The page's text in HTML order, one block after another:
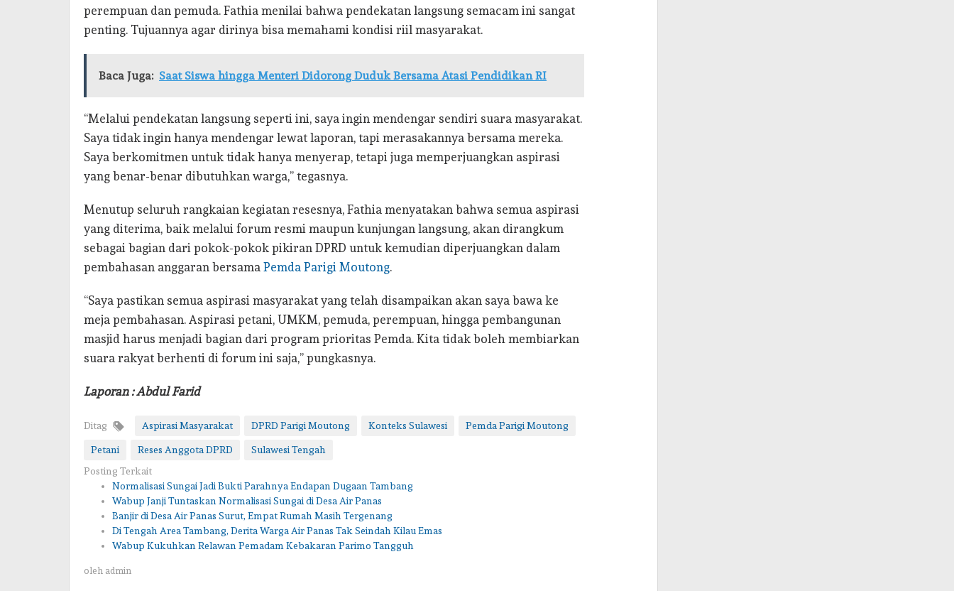
perempuan dan pemuda. Fathia menilai bahwa pendekatan langsung semacam ini sangat
penting. Tujuannya agar dirinya bisa memahami kondisi riil masyarakat.
Baca Juga: Saat Siswa hingga Menteri Didorong Duduk Bersama Atasi Pendidikan RI
“Melalui pendekatan langsung seperti ini, saya ingin mendengar sendiri suara masyarakat.
Saya tidak ingin hanya mendengar lewat laporan, tapi merasakannya bersama mereka.
Saya berkomitmen untuk tidak hanya menyerap, tetapi juga memperjuangkan aspirasi
yang benar-benar dibutuhkan warga,” tegasnya.
Menutup seluruh rangkaian kegiatan resesnya, Fathia menyatakan bahwa semua aspirasi
yang diterima, baik melalui forum resmi maupun kunjungan langsung, akan dirangkum
sebagai bagian dari pokok-pokok pikiran DPRD untuk kemudian diperjuangkan dalam
pembahasan anggaran bersama Pemda Parigi Moutong.
“Saya pastikan semua aspirasi masyarakat yang telah disampaikan akan saya bawa ke
meja pembahasan. Aspirasi petani, UMKM, pemuda, perempuan, hingga pembangunan
masjid harus menjadi bagian dari program prioritas Pemda. Kita tidak boleh membiarkan
suara rakyat berhenti di forum ini saja,” pungkasnya.
Laporan : Abdul Farid
Ditag Aspirasi Masyarakat DPRD Parigi Moutong Konteks Sulawesi Pemda Parigi Moutong
Petani Reses Anggota DPRD
Sulawesi Tengah
Posting Terkait
Normalisasi Sungai Jadi Bukti Parahnya Endapan Dugaan Tambang
Wabup Janji Tuntaskan Normalisasi Sungai di Desa Air Panas
Banjir di Desa Air Panas Surut, Empat Rumah Masih Tergenang
Di Tengah Area Tambang, Derita Warga Air Panas Tak Seindah Kilau Emas
Wabup Kukuhkan Relawan Pemadam Kebakaran Parimo Tangguh
oleh admin